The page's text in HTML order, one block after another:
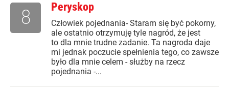
Peryskop
Człowiek pojednania- Staram się być pokorny,
ale ostatnio otrzymuję tyle nagród, że jest
to dla mnie trudne zadanie. Ta nagroda daje
mi jednak poczucie spełnienia tego, co zawsze
było dla mnie celem - służby na rzecz
pojednania -...
8